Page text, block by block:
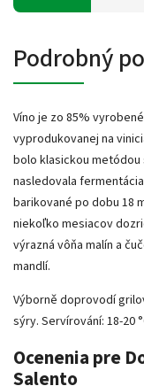
Podrobný
Víno je zo 85%
vyprodukovanej na
bolo klasickou
nasledovala
barikované po dobu 18
niekoľko mesiacov
výrazná vôňa malín a
mandlí.
Výborně doprovodí
sýry. Servírování: 18-20
Ocenenia pre
Salento